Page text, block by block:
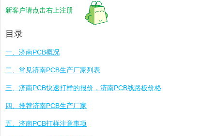
新客户请点击右上注册
目录
一、济南PCB概况
二、常见济南PCB生产厂家列表
三、济南PCB快速打样的报价，济南PCB线路板价格
四、推荐济南PCB生产厂家
五、济南PCB打样注意事项